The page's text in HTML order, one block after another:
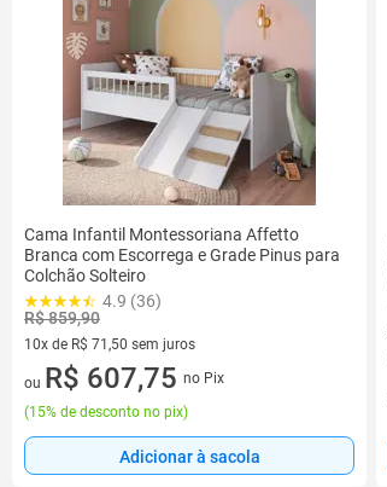
Cama Infantil Montessoriana Affetto
Branca com Escorrega e Grade Pinus para
Colchão Solteiro
4.9 (36)
R$ 859,90
10x de R$ 71,50 sem juros
10 vez de R$ 71,50 sem juros
ou R$ 607,75 no Pix
(15% de desconto no pix)
Adicionar à sacola